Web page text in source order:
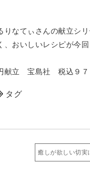
なてぃさんの献立シ
、おいしいレシピが今
献立 宝島社 税込９７
タグ
癒しが欲しい切実